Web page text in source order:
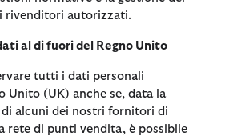
rivenditori autorizzati.
al di fuori del Regno Unito
tutti i dati personali
Unito (UK) anche se, data la
di alcuni dei nostri fornitori di
rete di punti vendita, è possibile